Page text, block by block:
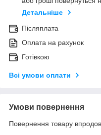
Детальніше
Післяплата
Оплата на рахунок
Готівкою
Всі умови оплати
Умови повернення
Повернення товару